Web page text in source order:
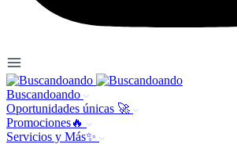
Buscandoando
Oportunidades únicas 🚀
Promociones🔥
Servicios y Más✨